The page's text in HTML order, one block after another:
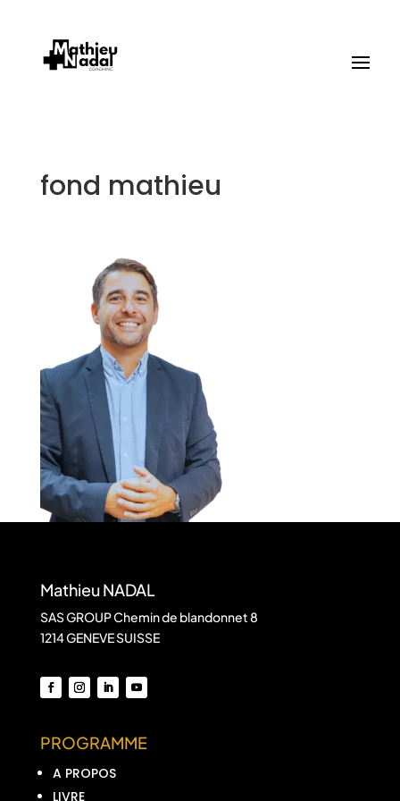
fond mathieu
Mathieu NADAL
SAS GROUP Chemin de blandonnet 8
1214 GENEVE SUISSE
PROGRAMME
A PROPOS
LIVRE